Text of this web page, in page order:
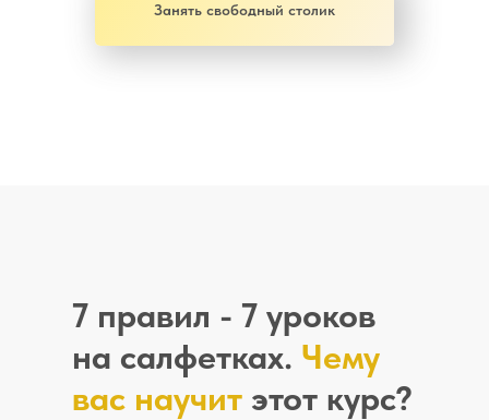
Занять свободный столик
7 правил - 7 уроков
на салфетках. Чему
вас научит этот курс?